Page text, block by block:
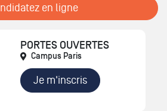
en ligne
PORTES OUVERTES
Campus Paris
Je m'inscris